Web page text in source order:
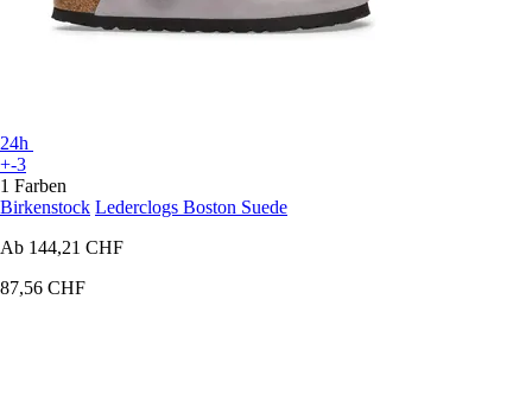
24h
+-3
1 Farben
Birkenstock Lederclogs Boston Suede
Ab 144,21 CHF
87,56 CHF